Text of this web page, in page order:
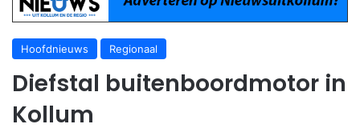
Hoofdnieuws Regionaal
Diefstal buitenboordmotor in
Kollum